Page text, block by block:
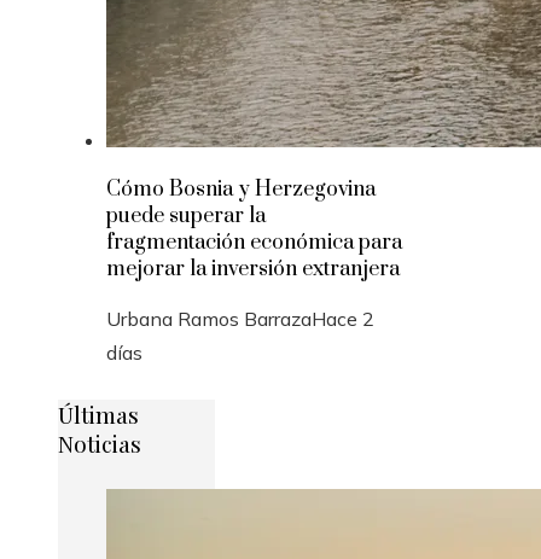
Cómo Bosnia y Herzegovina
puede superar la
fragmentación económica para
mejorar la inversión extranjera
Urbana Ramos BarrazaHace 2
días
Últimas
Noticias